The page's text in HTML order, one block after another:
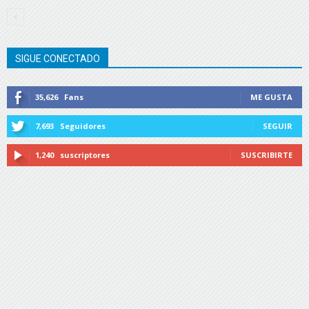
SIGUE CONECTADO
35,626 Fans ME GUSTA
7,693 Seguidores SEGUIR
1,240 suscriptores SUSCRIBIRTE